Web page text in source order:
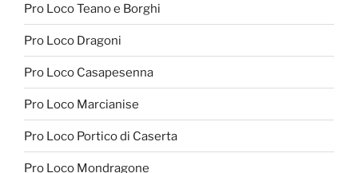
Pro Loco Teano e Borghi
Pro Loco Dragoni
Pro Loco Casapesenna
Pro Loco Marcianise
Pro Loco Portico di Caserta
Pro Loco Mondragone